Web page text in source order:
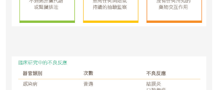
- WhatsApp：(852) 5543 0000
- 電子郵箱：cs@tchc.hk
一站式進行全方位檢查。